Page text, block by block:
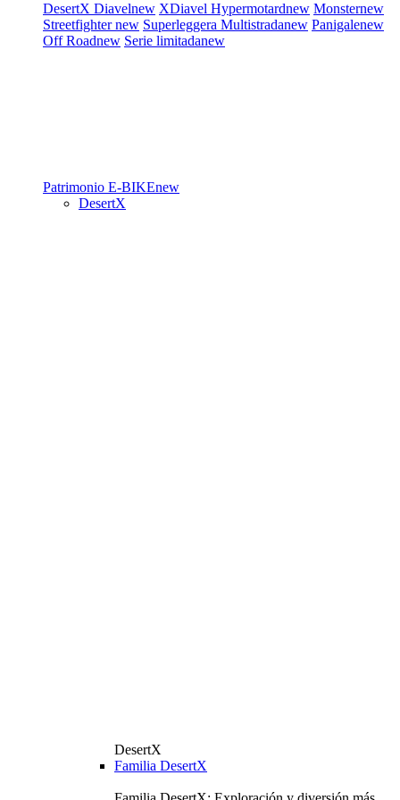
DesertX Diavelnew XDiavel Hypermotardnew Monsternew
Streetfighternew Superleggera Multistradanew Panigalenew
Off Roadnew Serie limitadanew
Patrimonio E-BIKEnew
DesertX
DesertX
Familia DesertX